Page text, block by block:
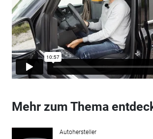
Mehr zum Thema
Autohersteller